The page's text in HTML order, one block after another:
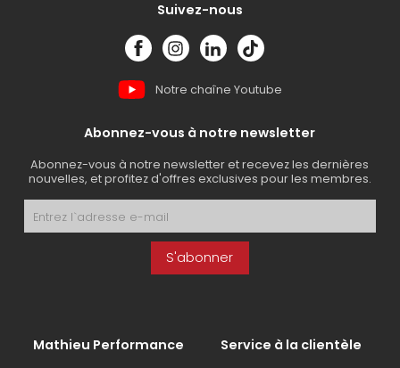
Suivez-nous
Notre chaîne Youtube
Abonnez-vous à notre newsletter
Abonnez-vous à notre newsletter et recevez les dernières
nouvelles, et profitez d'offres exclusives pour les membres.
S'abonner
Mathieu Performance
Service à la clientèle